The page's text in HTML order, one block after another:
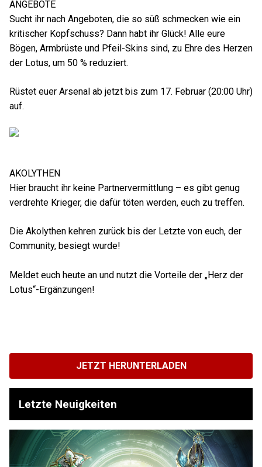
ANGEBOTE
Sucht ihr nach Angeboten, die so süß schmecken wie ein
kritischer Kopfschuss? Dann habt ihr Glück! Alle eure
Bögen, Armbrüste und Pfeil-Skins sind, zu Ehre des Herzen
der Lotus, um 50 % reduziert.
Rüstet euer Arsenal ab jetzt bis zum 17. Februar (20:00 Uhr)
auf.
AKOLYTHEN
Hier braucht ihr keine Partnervermittlung – es gibt genug
verdrehte Krieger, die dafür töten werden, euch zu treffen.
Die Akolythen kehren zurück bis der Letzte von euch, der
Community, besiegt wurde!
Meldet euch heute an und nutzt die Vorteile der „Herz der
Lotus“-Ergänzungen!
JETZT HERUNTERLADEN
Letzte Neuigkeiten